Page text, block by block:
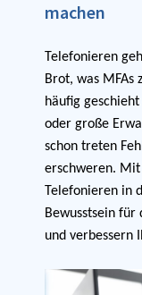
machen
Telefonieren
Brot, was MFAs
häufig
oder große
schon treten
erschweren. Mit
Telefonieren in
Bewusstsein für
und verbessern